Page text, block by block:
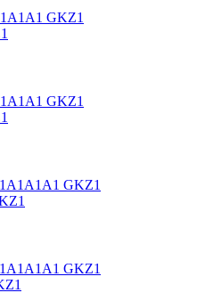
GKZ1
GKZ1
GKZ1
GKZ1